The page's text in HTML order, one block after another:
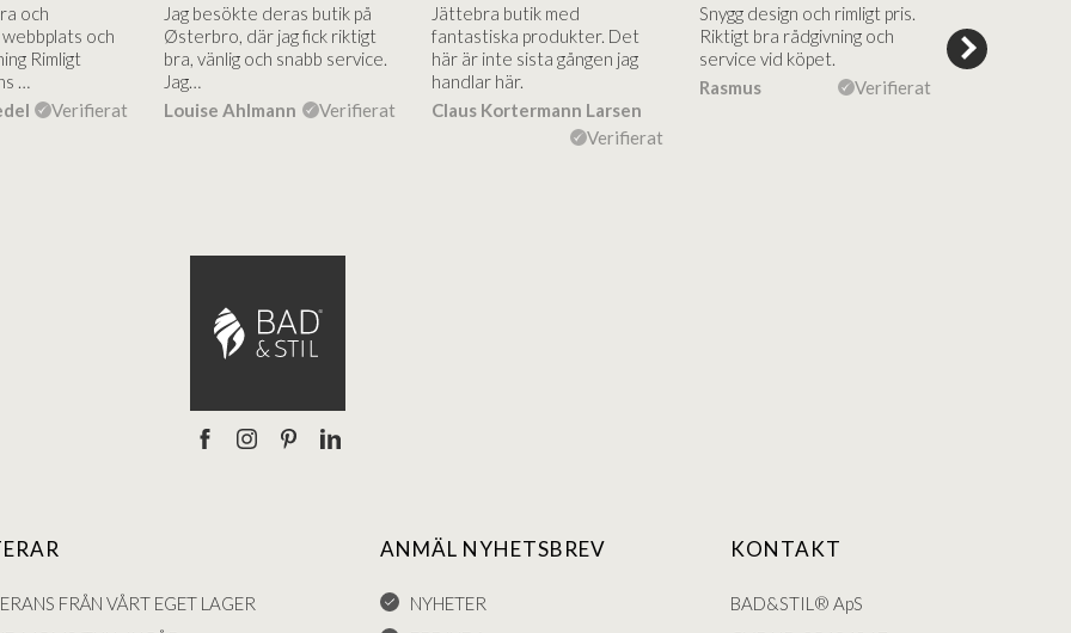
och
och
Rimligt
…
Verifierat
Jag besökte deras butik på
Østerbro, där jag fick riktigt
bra, vänlig och snabb service.
Jag…
Louise Ahlmann
Verifierat
Jättebra butik med
fantastiska produkter. Det
här är inte sista gången jag
handlar här.
Claus Kortermann Larsen
Verifierat
Snygg design och rimligt pris.
Riktigt bra rådgivning och
service vid köpet.
Rasmus
Verifierat
hjälpsamma
vägledning
FRÅN VÅRT EGET LAGER
ANMÄL NYHETSBREV
NYHETER
KONTAKT
BAD&STIL® ApS